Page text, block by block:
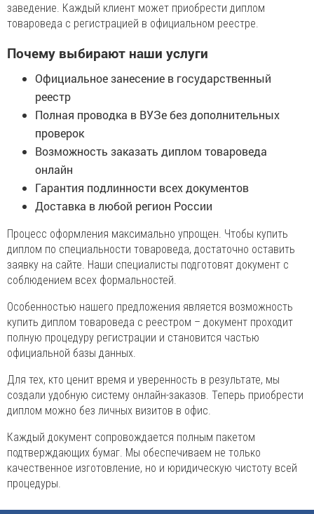
заведение. Каждый клиент может приобрести диплом
товароведа с регистрацией в официальном реестре.
Почему выбирают наши услуги
Официальное занесение в государственный
реестр
Полная проводка в ВУЗе без дополнительных
проверок
Возможность заказать диплом товароведа
онлайн
Гарантия подлинности всех документов
Доставка в любой регион России
Процесс оформления максимально упрощен. Чтобы купить
диплом по специальности товароведа, достаточно оставить
заявку на сайте. Наши специалисты подготовят документ с
соблюдением всех формальностей.
Особенностью нашего предложения является возможность
купить диплом товароведа с реестром – документ проходит
полную процедуру регистрации и становится частью
официальной базы данных.
Для тех, кто ценит время и уверенность в результате, мы
создали удобную систему онлайн-заказов. Теперь приобрести
диплом можно без личных визитов в офис.
Каждый документ сопровождается полным пакетом
подтверждающих бумаг. Мы обеспечиваем не только
качественное изготовление, но и юридическую чистоту всей
процедуры.